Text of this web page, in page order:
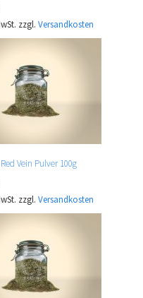
zzgl. Versandkosten
Vein Pulver 100g
zzgl. Versandkosten